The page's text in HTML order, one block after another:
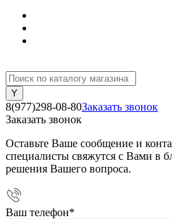
8(977)298-08-80Заказать звонок
Заказать звонок
Оставьте Ваше сообщение и
специалисты свяжутся с Вами в
решения Вашего вопроса.
Ваш телефон*